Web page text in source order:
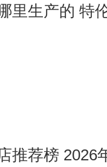
里生产的 特